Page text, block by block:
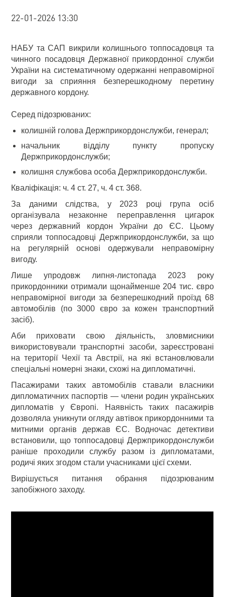
22-01-2026 13:30
НАБУ та САП викрили колишнього топпосадовця та
чинного посадовця Державної прикордонної служби
України на систематичному одержанні неправомірної
вигоди за сприяння безперешкодному перетину
державного кордону.
Серед підозрюваних:
колишній голова Держприкордонслужби, генерал;
начальник відділу пункту пропуску
Держприкордонслужби;
колишня службова особа Держприкордонслужби.
Кваліфікація: ч. 4 ст. 27, ч. 4 ст. 368.
За даними слідства, у 2023 році група осіб
організувала незаконне переправлення цигарок
через державний кордон України до ЄС. Цьому
сприяли топпосадовці Держприкордонслужби, за що
на регулярній основі одержували неправомірну
вигоду.
Лише упродовж липня-листопада 2023 року
прикордонники отримали щонайменше 204 тис. євро
неправомірної вигоди за безперешкодний проїзд 68
автомобілів (по 3000 євро за кожен транспортний
засіб).
Аби приховати свою діяльність, зловмисники
використовували транспортні засоби, зареєстровані
на території Чехії та Австрії, на які встановлювали
спеціальні номерні знаки, схожі на дипломатичні.
Пасажирами таких автомобілів ставали власники
дипломатичних паспортів — члени родин українських
дипломатів у Європі. Наявність таких пасажирів
дозволяла уникнути огляду автівок прикордонними та
митними органів держав ЄС. Водночас детективи
встановили, що топпосадовці Держприкордонслужби
раніше проходили службу разом із дипломатами,
родичі яких згодом стали учасниками цієї схеми.
Вирішується питання обрання підозрюваним
запобіжного заходу.